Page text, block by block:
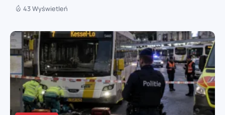
43 Wyświetleń